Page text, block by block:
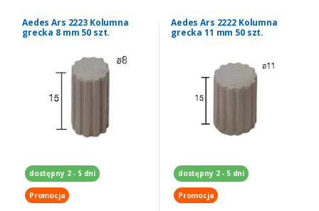
Aedes Ars 2223 Kolumna
grecka 8 mm 50 szt.
dostępny 2 - 5 dni
Promocja
Aedes Ars 2222 Kolumna
grecka 11 mm 50 szt.
dostępny 2 - 5 dni
Promocja